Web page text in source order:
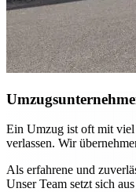
Ein Umzug ist oft mit viel
verlassen. Wir
Als erfahrene und
Unser Team setzt sich